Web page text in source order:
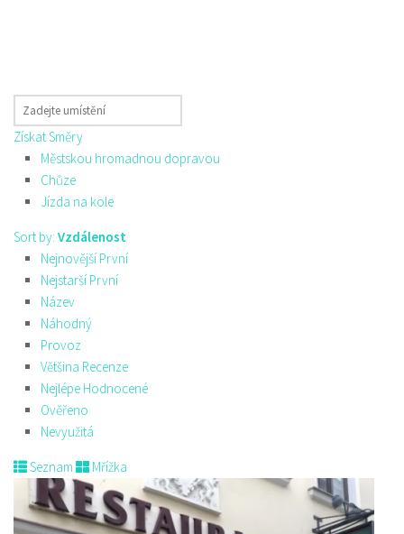
Získat Směry
Městskou hromadnou dopravou
Chůze
Jízda na kole
Sort by: Vzdálenost
Nejnovější První
Nejstarší První
Název
Náhodný
Provoz
Většina Recenze
Nejlépe Hodnocené
Ověřeno
Nevyužitá
Seznam Mřížka